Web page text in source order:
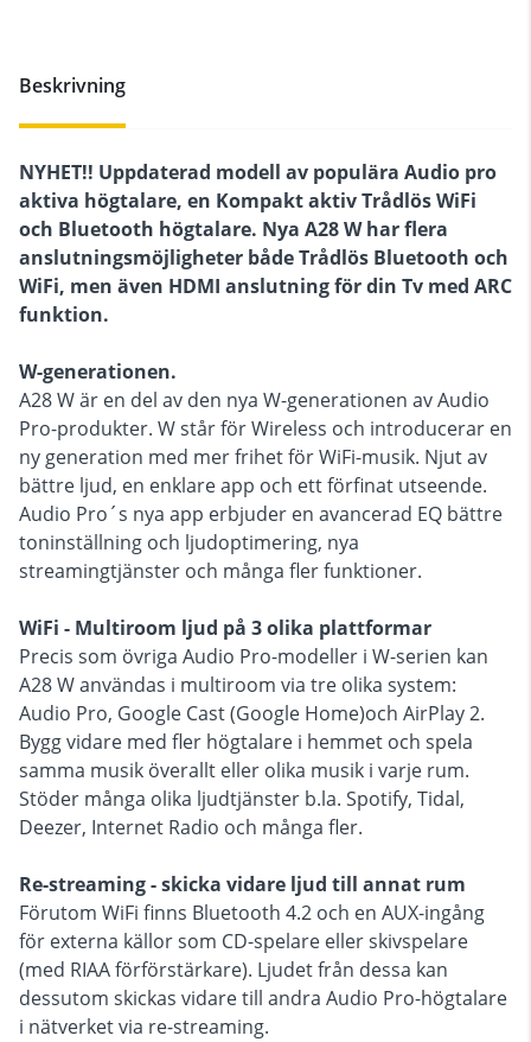
Beskrivning
NYHET!! Uppdaterad modell av populära Audio pro
aktiva högtalare, en Kompakt aktiv Trådlös WiFi
och Bluetooth högtalare. Nya A28 W har flera
anslutningsmöjligheter både Trådlös Bluetooth och
WiFi, men även HDMI anslutning för din Tv med ARC
funktion.
W-generationen.
A28 W är en del av den nya W-generationen av Audio
Pro-produkter. W står för Wireless och introducerar en
ny generation med mer frihet för WiFi-musik. Njut av
bättre ljud, en enklare app och ett förfinat utseende.
Audio Pro´s nya app erbjuder en avancerad EQ bättre
toninställning och ljudoptimering, nya
streamingtjänster och många fler funktioner.
WiFi - Multiroom ljud på 3 olika plattformar
Precis som övriga Audio Pro-modeller i W-serien kan
A28 W användas i multiroom via tre olika system:
Audio Pro, Google Cast (Google Home)och AirPlay 2.
Bygg vidare med fler högtalare i hemmet och spela
samma musik överallt eller olika musik i varje rum.
Stöder många olika ljudtjänster b.la. Spotify, Tidal,
Deezer, Internet Radio och många fler.
Re-streaming - skicka vidare ljud till annat rum
Förutom WiFi finns Bluetooth 4.2 och en AUX-ingång
för externa källor som CD-spelare eller skivspelare
(med RIAA förförstärkare). Ljudet från dessa kan
dessutom skickas vidare till andra Audio Pro-högtalare
i nätverket via re-streaming.